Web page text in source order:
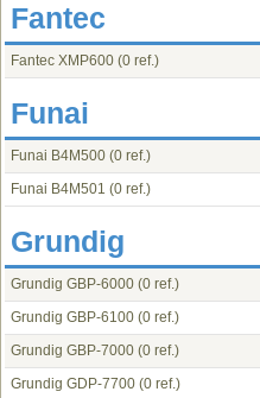
Fantec
Fantec XMP600 (0 ref.)
Funai
Funai B4M500 (0 ref.)
Funai B4M501 (0 ref.)
Grundig
Grundig GBP-6000 (0 ref.)
Grundig GBP-6100 (0 ref.)
Grundig GBP-7000 (0 ref.)
Grundig GDP-7700 (0 ref.)